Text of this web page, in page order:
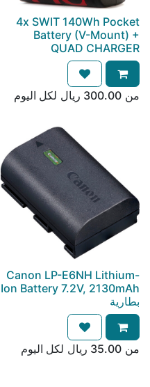
4x SWIT 140Wh Pocket
Battery (V-Mount) +
QUAD CHARGER
من 300.00 ريال لكل اليوم
Canon LP-E6NH Lithium-
Ion Battery 7.2V, 2130mAh
بطارية
من 35.00 ريال لكل اليوم